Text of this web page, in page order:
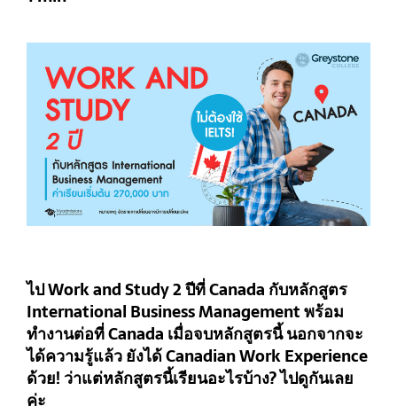
ไป Work and Study 2 ปีที่ Canada กับหลักสูตร
International Business Management พร้อม
ทำงานต่อที่ Canada เมื่อจบหลักสูตรนี้ นอกจากจะ
ได้ความรู้แล้ว ยังได้ Canadian Work Experience
ด้วย! ว่าแต่หลักสูตรนี้เรียนอะไรบ้าง? ไปดูกันเลย
ค่ะ